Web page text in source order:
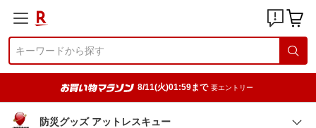
8/11(火)01:59まで 要エントリー
防災グッズ アットレスキュー